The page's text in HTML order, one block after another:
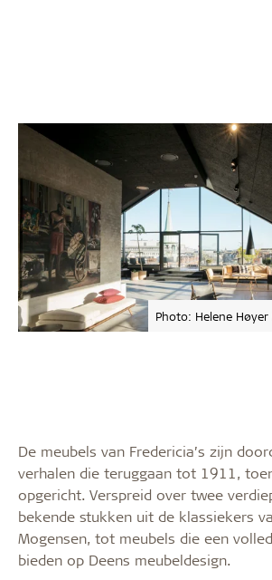
Photo: Helene
De meubels van Fredericia’s zijn
verhalen die teruggaan tot 1911,
opgericht. Verspreid over twee
bekende stukken uit de klassiekers
Mogensen, tot meubels die een
bieden op Deens meubeldesign.